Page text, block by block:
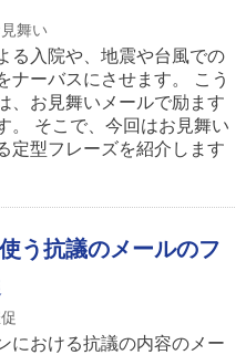
舞い
る入院や、地震や台風での
ナーバスにさせます。 こう
、お見舞いメールで励ます
。 そこで、今回はお見舞い
定型フレーズを紹介します
う抗議のメールのフ
における抗議の内容のメー